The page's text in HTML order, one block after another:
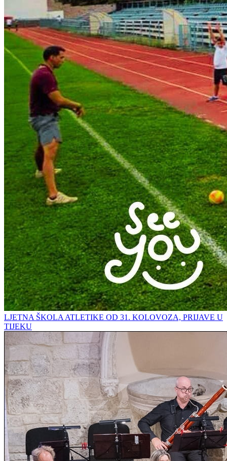
LJETNA ŠKOLA ATLETIKE OD 31. KOLOVOZA, PRIJAVE U
TIJEKU